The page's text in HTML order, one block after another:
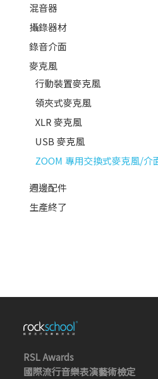
混音器
攝錄器材
錄音介面
麥克風
行動裝置麥克風
領夾式麥克風
XLR 麥克風
USB 麥克風
ZOOM 專用交換式麥克風/介
週邊配件
生產終了
RSL Awards
國際流行音樂表演藝術檢定